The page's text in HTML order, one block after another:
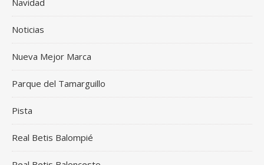
Navidad
Noticias
Nueva Mejor Marca
Parque del Tamarguillo
Pista
Real Betis Balompié